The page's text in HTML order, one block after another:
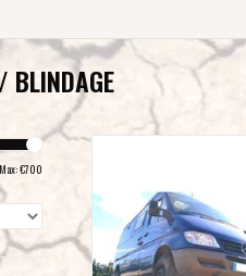
BLINDAGE
Max: €700
T1N / 903 4x4 (1995-
moteur, radiateur,
boîtier de direction
AJOUTER AU